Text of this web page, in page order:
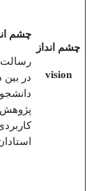
چشم انداز
vision
چشم
رسالت
در